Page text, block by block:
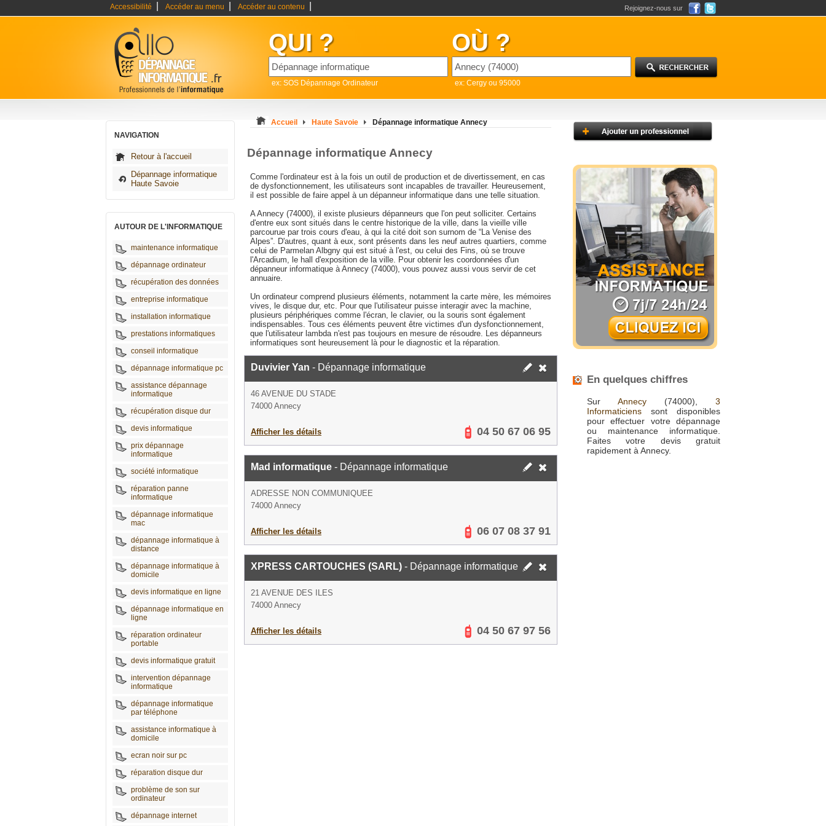
Accessibilité Accéder au menu Accéder au contenu Rejoignez-nous sur
QUI ?
ex: SOS Dépannage Ordinateur
OÙ ?
ex: Cergy ou 95000
NAVIGATION
Retour à l'accueil
Dépannage informatique
Haute Savoie
AUTOUR DE L'INFORMATIQUE
maintenance informatique
dépannage ordinateur
récupération des données
entreprise informatique
installation informatique
prestations informatiques
conseil informatique
dépannage informatique pc
assistance dépannage
informatique
récupération disque dur
devis informatique
prix dépannage
informatique
société informatique
réparation panne
informatique
dépannage informatique
mac
dépannage informatique à
distance
dépannage informatique à
domicile
devis informatique en ligne
dépannage informatique en
ligne
réparation ordinateur
portable
devis informatique gratuit
intervention dépannage
informatique
dépannage informatique
par téléphone
assistance informatique à
domicile
ecran noir sur pc
réparation disque dur
problème de son sur
ordinateur
dépannage internet
Accueil Haute Savoie Dépannage informatique Annecy
Dépannage informatique Annecy
Comme l'ordinateur est à la fois un outil de production et de divertissement, en cas
de dysfonctionnement, les utilisateurs sont incapables de travailler. Heureusement,
il est possible de faire appel à un dépanneur informatique dans une telle situation.
A Annecy (74000), il existe plusieurs dépanneurs que l'on peut solliciter. Certains
d'entre eux sont situés dans le centre historique de la ville, dans la vieille ville
parcourue par trois cours d'eau, à qui la cité doit son surnom de “La Venise des
Alpes”. D'autres, quant à eux, sont présents dans les neuf autres quartiers, comme
celui de Parmelan Albgny qui est situé à l'est, ou celui des Fins, où se trouve
l'Arcadium, le hall d'exposition de la ville. Pour obtenir les coordonnées d'un
dépanneur informatique à Annecy (74000), vous pouvez aussi vous servir de cet
annuaire.
Un ordinateur comprend plusieurs éléments, notamment la carte mère, les mémoires
vives, le disque dur, etc. Pour que l'utilisateur puisse interagir avec la machine,
plusieurs périphériques comme l'écran, le clavier, ou la souris sont également
indispensables. Tous ces éléments peuvent être victimes d'un dysfonctionnement,
que l'utilisateur lambda n'est pas toujours en mesure de résoudre. Les dépanneurs
informatiques sont heureusement là pour le diagnostic et la réparation.
Duvivier Yan - Dépannage informatique
46 AVENUE DU STADE
74000 Annecy
Afficher les détails 04 50 67 06 95
Mad informatique - Dépannage informatique
ADRESSE NON COMMUNIQUEE
74000 Annecy
Afficher les détails 06 07 08 37 91
XPRESS CARTOUCHES (SARL) - Dépannage informatique
21 AVENUE DES ILES
74000 Annecy
Afficher les détails 04 50 67 97 56
En quelques chiffres
Sur Annecy (74000), 3
Informaticiens sont disponibles
pour effectuer votre dépannage
ou maintenance informatique.
Faites votre devis gratuit
rapidement à Annecy.